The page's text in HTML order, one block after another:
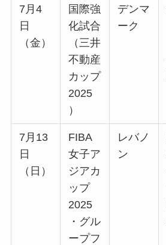
7月4
日
（金）
国際強
化試合
（三井
不動産
カップ
2025
）
デンマ
ーク
7月13
日
（日）
FIBA
女子ア
ジアカ
ップ
2025
・グル
ープフ
レバノ
ン